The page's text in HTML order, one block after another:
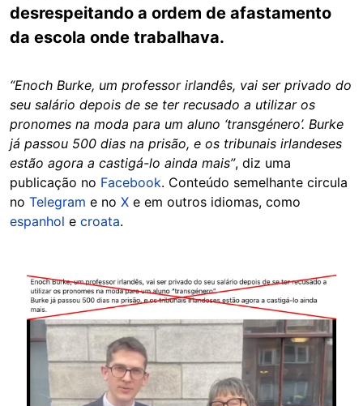
desrespeitando a ordem de afastamento
da escola onde trabalhava.
“Enoch Burke, um professor irlandês, vai ser privado do
seu salário depois de se ter recusado a utilizar os
pronomes na moda para um aluno ‘transgénero’. Burke
já passou 500 dias na prisão, e os tribunais irlandeses
estão agora a castigá-lo ainda mais”, diz uma
publicação no Facebook. Conteúdo semelhante circula
no Telegram e no X e em outros idiomas, como
espanhol e croata.
Image